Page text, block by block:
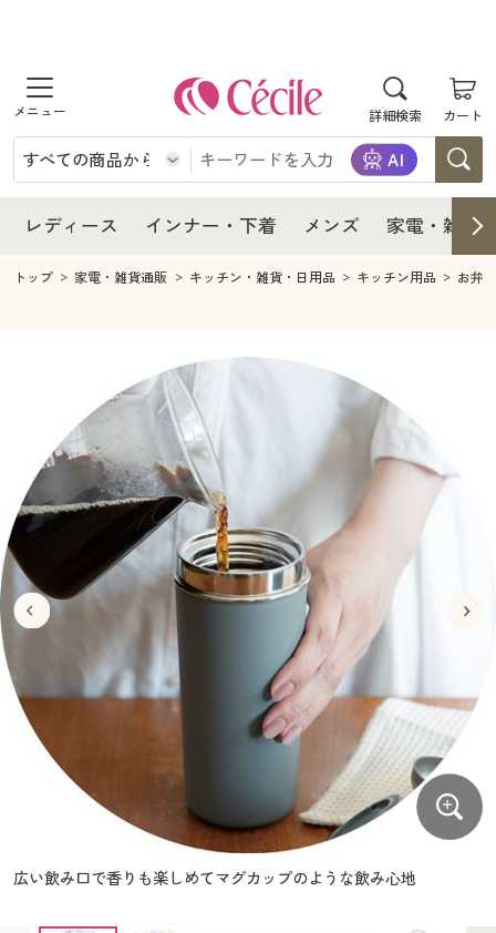
詳細検索 カート
商品を探す
レディース
レディースファッション
インナー・下着
インナー・下着通販すべて
メンズ下着
ジュニア・ティーンズ下着
メンズ
メンズファッション
メンズ下着
家電・雑貨すべて
家電
キッチン・雑貨・日用品
寝具・インテリア・家具
寝具・インテリア・家具通販すべて
家具・収納
寝具・ベッド
カーテン・ラグ・ファブリック
美容・健康
美容・健康通販すべて
美容・健康・サプリメント
制服・スクール
制服・スクールすべて
制服・学生服
ジュニア・ティーンズ下着
大きいサイズ
大きいサイズ通販すべて
大きいサイズ レディース服
大きいサイズ レディース下着
大きいサイズ メンズ
バーゲンセール
シークレットセール
詳細検索
商品カテゴリ一覧
カタログ・チラシからのご注文
レディース インナー・下着 メンズ 家電・雑貨
レディース
レディース通販すべて
レディースファッション
インナー・下着
インナー・下着通販すべて
ジュニア・ティーンズ下着
メンズ
キッチン・雑貨・日用品
寝具・インテリア・家具通販すべて
家具・収納
寝具・ベッド
カーテン・ラグ・ファブリック
美容・健康通販すべて
美容・健康・サプリメント
制服・スクール
制服・スクールすべて
制服・学生服
ジュニア・ティーンズ下着
大きいサイズ
大きいサイズ通販すべて
大きいサイズ レディース服
大きいサイズ レディース下着
大きいサイズ メンズ
大きいサイズ 事務・制服
バーゲン
バーゲンセール
シークレットセール
詳細検索
商品カテゴリ一覧
カタログ
カタログ・チラシからのご注文
カタログ無料プレゼント
トップ 家電・雑貨通販 キッチン・雑貨・日用品 キッチン用品 お弁
広い飲み口で香りも楽しめてマグカップのような飲み心地